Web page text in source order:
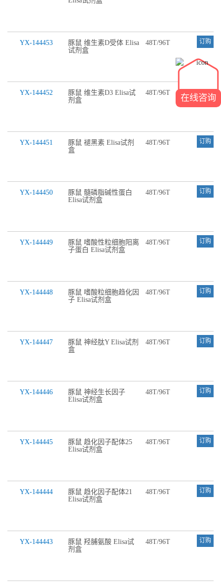
YX-144453
豚鼠 维生素D受体 Elisa
试剂盒
48T/96T 订购
YX-144452
豚鼠 维生素D3 Elisa试
剂盒
48T/96T 订购
YX-144451
豚鼠 褪黑素 Elisa试剂
盒
48T/96T 订购
YX-144450
豚鼠 髓磷脂碱性蛋白
Elisa试剂盒
48T/96T 订购
YX-144449
豚鼠 嗜酸性粒细胞阳离
子蛋白 Elisa试剂盒
48T/96T 订购
YX-144448
豚鼠 嗜酸粒细胞趋化因
子 Elisa试剂盒
48T/96T 订购
YX-144447
豚鼠 神经肽Y Elisa试剂
盒
48T/96T 订购
YX-144446
豚鼠 神经生长因子
Elisa试剂盒
48T/96T 订购
YX-144445
豚鼠 趋化因子配体25
Elisa试剂盒
48T/96T 订购
YX-144444
豚鼠 趋化因子配体21
Elisa试剂盒
48T/96T 订购
YX-144443
豚鼠 羟脯氨酸 Elisa试
剂盒
48T/96T 订购
在线咨询